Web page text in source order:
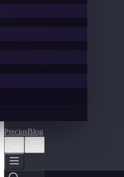
PreciosBlog